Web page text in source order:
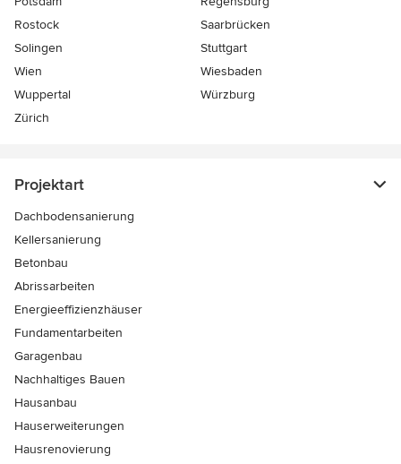
Rostock
Saarbrücken
Solingen
Stuttgart
Wien
Wiesbaden
Wuppertal
Würzburg
Zürich
Projektart
Dachbodensanierung
Kellersanierung
Betonbau
Abrissarbeiten
Energieeffizienzhäuser
Fundamentarbeiten
Garagenbau
Nachhaltiges Bauen
Hausanbau
Hauserweiterungen
Hausrenovierung